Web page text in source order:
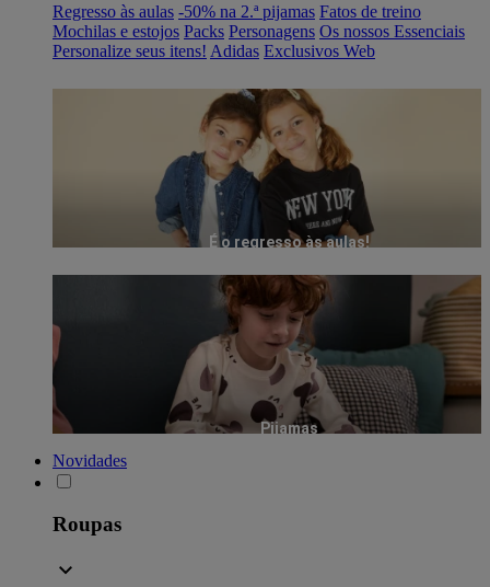
Regresso às aulas -50% na 2.ª pijamas Fatos de treino
Mochilas e estojos Packs Personagens Os nossos Essenciais
Personalize seus itens! Adidas Exclusivos Web
É o regresso às aulas!
Pijamas
Novidades
Roupas